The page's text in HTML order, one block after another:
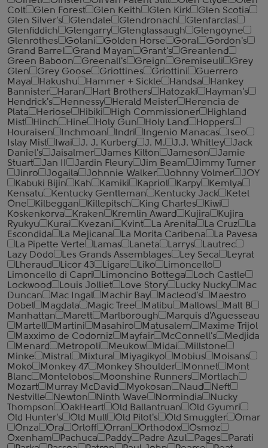
Colt
Glen Forest Glen Keith Glen Kirk
Glen Scotia
Glen Silver's
Glendale Glendronach
Glenfarclas
Glenfiddich
Glengarry Glenglassaugh
Glengoyne
Glenrothes
Golani Golden Horse Goral
Gordon's
Grand Barrel
Grand Mayan Grant's
Greanlend
Green Baboon
Greenall's Greign Gremiseuli
Grey
Glen
Grey Goose Griottines Griottini
Guerrero
Maya
Hakushu Hammer + Sickle Handsa
Hankey
Bannister
Haran Hart Brothers Hatozaki
Hayman's
Hendrick's
Hennessy Herald Meister
Herencia de
Plata
Heriose Hibiki High Commissioner
Highland
Mist
Hinch Hine Holy Gun Holy Land
Hoppers
Houraisen
Inchmoan Indri Ingenio Manacas
Iseo
Islay Mist
Iwai J. J. Kurberg J. M. J.J. Whitley
Jack
Daniel's
Jaisalmer James Kilton Jameson
Jamie
Stuart
Jan II Jardin Fleury Jim Beam
Jimmy Turner
Jinro
Jogaila Johnnie Walker Johnny Volmer
JOY
Kabuki Bijin
Kah Kamiki Kapriol Karpy
Kemlya
Kensatu
Kentucky Gentleman Kentucky Jack
Ketel
One
Kilbeggan Killepitsch King Charles
Kiwi
Koskenkorva
Kraken Kremlin Award Kujira
Kujira
Ryukyu
Kurai Kvezani Kvint La Arenita La Cruz
La
Escondida
La Mejicana La Morita Caribena
La Pavesa
La Pipette Verte
Lamas Laneta Larrys
Lautrec
Lazy Dodo
Les Grands Assemblages Ley Seca
Leyrat
Lheraud
Licor 43 Ligare Liko
Limoncello
Limoncello di Capri
Limoncino Bottega
Loch Castle
Lockwood
Louis Jolliet Love Story Lucky Nucky
Mac
Duncan
Mac Ingal Machir Bay Macleod's
Maestro
Dobel
Magdala Magic Tree Malibu Mallows
Malt B
Manhattan
Marett Marlborough
Marquis d'Aguesseau
Martell
Martini Masahiro Matusalem
Maxime Trijol
Maxximo de Codorniz
Mayfair McConnell's
Medjida
Menard
Metropoli Meukow Midai
Millstone
Minke
Mistral Mixtura Miyagikyo Mobius
Moisans
Moko
Monkey 47 Monkey Shoulder Monnet
Mont
Blanc
Montelobos Moonshine Runners
Mortlach
Mozart
Murray McDavid Myokosan Naud
Neft
Nestville
Newton Ninth Wave Normindia
Nucky
Thompson
OakHeart Old Ballantruan
Old Gyumri
Old Hunter's
Old Mull Old Pilot's Old Smuggler
Omar
Onza
Ora Orloff Orran Orthodox
Osmoz
Oxenham
Pachuca Paddy Padre Azul Pages
Parati